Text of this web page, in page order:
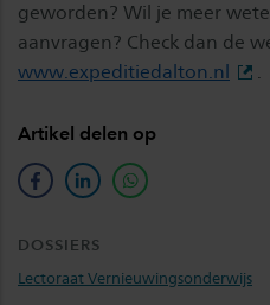
geworden? Wil je meer
aanvragen? Check dan de
www.expeditiedalton.nl
.
Artikel delen op
facebooklinkedinwhatsapp
DOSSIERS
Lectoraat Vernieuwingsonderwijs